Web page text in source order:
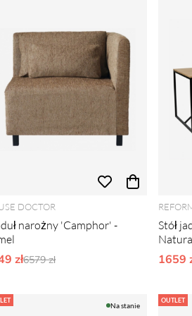
DOCTOR
narożny 'Camphor' -
złOrdynarne ceny:
6579 zł
Stół
1659
Na stanie
OUTLET